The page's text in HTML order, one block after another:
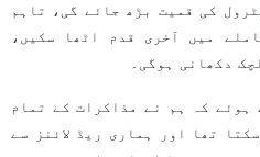
کی قمیت بڑھ جائے گی، تاہم
میں آخری قدم اٹھا سکیں،
دکھانی ہوگی۔
ہوئے کہ ہم نے مذاکرات کے تمام
تھا اور ہماری ریڈ لائنز سے